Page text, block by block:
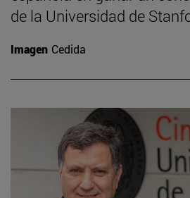
de la Universidad de
Imagen Cedida